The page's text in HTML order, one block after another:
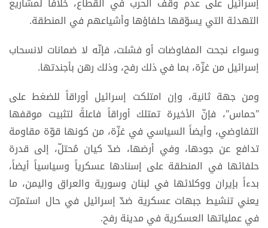
التهدئة التي يسوّقها حلفاؤها وأشياعهم في المنطقة.
وسواء نجحت المفاوضات أو فشلت، فإنّه لا ضمانات لانسحاب
إسرائيل من غزّة، بما في ذلك رفح، وذلك رهن بأجندتها.
ومن جهة ثانية، وإن امتلكت إسرائيل أوراقاً للضغط على
"حماس"، فإنّ الأخيرة تمتلك أوراقاً فاعلةً لتثبيت موقفها
التفاوضي، وأيضاً السياسي في غزّة، من كونها قوّة مقاومة
تدافع عن جودها، وفي أرضها، ضدّ كيان مُحتلّ، إلى قدرة
حلفائها في المنطقة على إسنادها عسكرياً وسياسياً أيضاً،
بدءاً بإيران ووكلائها في لبنان وسورية والعراق واليمن، ما
يعني تنشيط جبهات عسكرية ضدّ إسرائيل في حال استمرّت
في عملياتها العسكرية في مدينة رفح.